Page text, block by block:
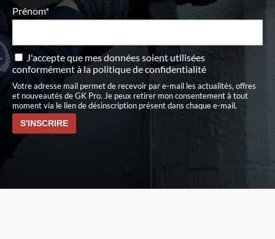
Prénom*
J'accepte que mes données soient utilisées
conformément àla politique de confidentialité
Votre adresse mail permet de recevoir par e-mail les actualités, offres
et nouveautés de GK Pro. Je peux retirer mon consentement à tout
moment via le lien de désinscription présent dans chaque e-mail.